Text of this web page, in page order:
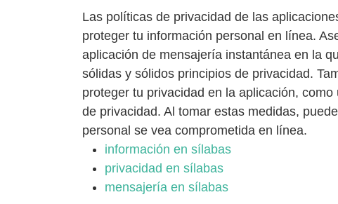
Las políticas de privacidad de las
proteger tu información personal en línea.
aplicación de mensajería instantánea en la
sólidas y sólidos principios de privacidad.
proteger tu privacidad en la aplicación,
de privacidad. Al tomar estas medidas,
personal se vea comprometida en línea.
información en sílabas
privacidad en sílabas
mensajería en sílabas